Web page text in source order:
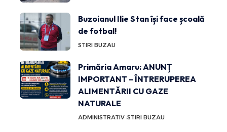
Buzoianul Ilie Stan își face școală
de fotbal!
STIRI BUZAU
Primăria Amaru: ANUNȚ
IMPORTANT – ÎNTRERUPEREA
ALIMENTĂRII CU GAZE
NATURALE
ADMINISTRATIV STIRI BUZAU